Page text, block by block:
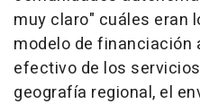
muy claro" cuáles eran
modelo de financiación
efectivo de los
geografía regional, el